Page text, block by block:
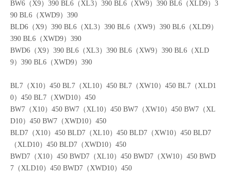
BL6（X9）390 BL6（XL3）390 BL6（XW9）390 BL6（XLD9）3
90 BL6（XWD9）390
BW6（X9）390 BL6（XL3）390 BL6（XW9）390 BL6（XLD9）3
90 BL6（XWD9）390
BLD6（X9）390 BL6（XL3）390 BL6（XW9）390 BL6（XLD9）
390 BL6（XWD9）390
9）390 BL6（XWD9）390
BL7（X10）450 BL7（XL10）450 BL7（XW10）450 BL7（XLD1
0）450 BL7（XWD10）450
BW7（X10）450 BW7（XL10）450 BW7（XW10）450 BW7（XL
D10）450 BW7（XWD10）450
BLD7（X10）450 BLD7（XL10）450 BLD7（XW10）450 BLD7
（XLD10）450 BLD7（XWD10）450